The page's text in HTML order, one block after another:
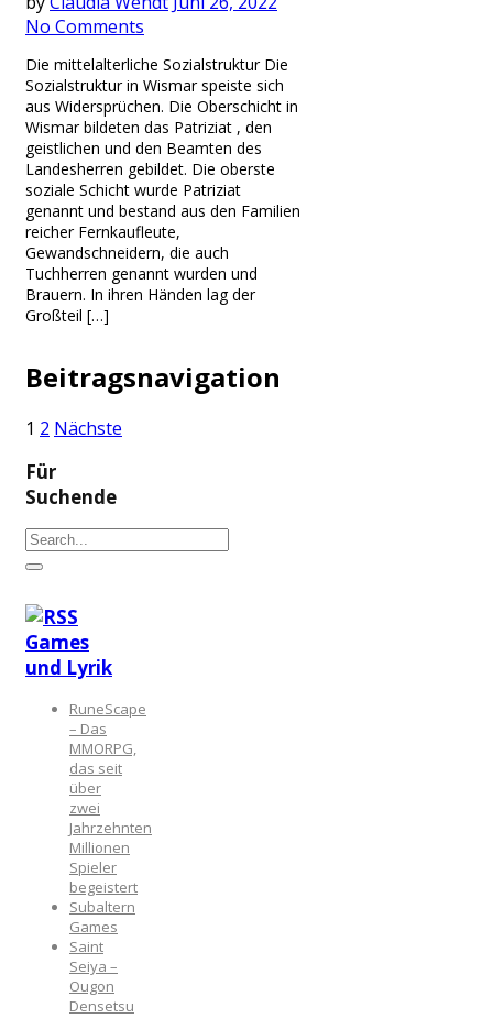
No Comments
Die mittelalterliche Sozialstruktur Die
Sozialstruktur in Wismar speiste sich
aus Widersprüchen. Die Oberschicht in
Wismar bildeten das Patriziat , den
geistlichen und den Beamten des
Landesherren gebildet. Die oberste
soziale Schicht wurde Patriziat
genannt und bestand aus den Familien
reicher Fernkaufleute,
Gewandschneidern, die auch
Tuchherren genannt wurden und
Brauern. In ihren Händen lag der
Großteil […]
Beitragsnavigation
1 2 Nächste
Für
Suchende
Games
und Lyrik
RuneScape
– Das
MMORPG,
das seit
über
zwei
Jahrzehnten
Millionen
Spieler
begeistert
Subaltern
Games
Saint
Seiya –
Ougon
Densetsu